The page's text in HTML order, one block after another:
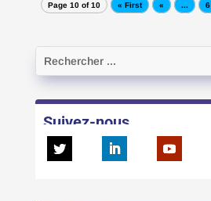
Page 10 of 10 « First « ... 6
Suivez-nous